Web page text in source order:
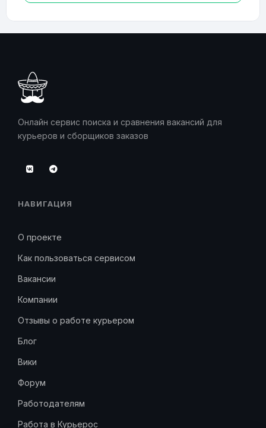
Онлайн сервис поиска и сравнения вакансий для
курьеров и сборщиков заказов
НАВИГАЦИЯ
О проекте
Как пользоваться сервисом
Вакансии
Компании
Отзывы о работе курьером
Блог
Вики
Форум
Работодателям
Работа в Курьерос